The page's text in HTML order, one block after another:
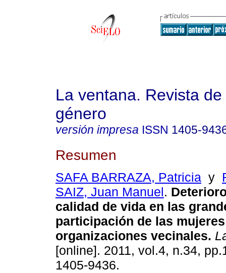
La ventana. Revista
género
versión impresa ISSN 1405-
Resumen
SAFA BARRAZA, Patricia y
SAIZ, Juan Manuel.
calidad de vida en las
participación de las
organizaciones vecinales.
[online]. 2011, vol.4, n.34,
1405-9436.